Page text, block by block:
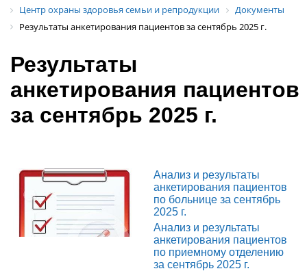
Центр охраны здоровья семьи и репродукции
Документы
Результаты анкетирования пациентов за сентябрь 2025 г.
Результаты
анкетирования пациентов
за сентябрь 2025 г.
Анализ и результаты
анкетирования пациентов
по больнице за сентябрь
2025 г.
Анализ и результаты
анкетирования пациентов
по приемному отделению
за сентябрь 2025 г.